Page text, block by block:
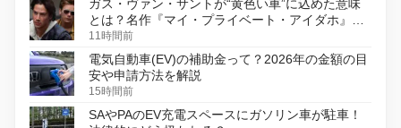
ガス・ヴァン・サントが“黄色い車”に込めた意味
とは？名作『マイ・プライベート・アイダホ』が
初のデジタルリマスター版で復活
11時間前
電気自動車(EV)の補助金って？2026年の金額の目
安や申請方法を解説
15時間前
SAやPAのEV充電スペースにガソリン車が駐車！